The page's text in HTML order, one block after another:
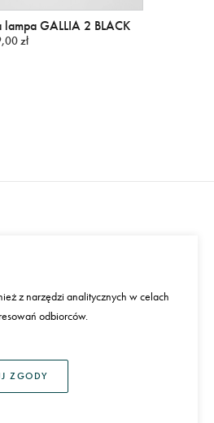
GALLIA 2 BLACK
zł
z narzędzi analitycznych w celach
odbiorców.
ZGODY